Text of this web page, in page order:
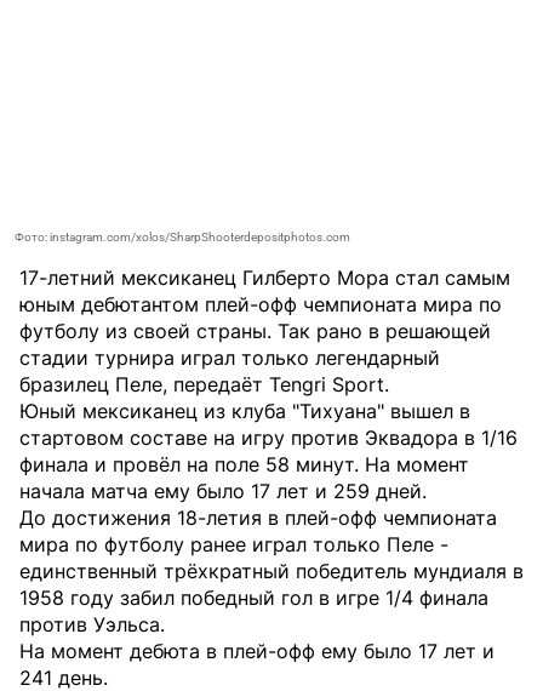
Фото: instagram.com/xolos/SharpShooterdepositphotos.com
17-летний мексиканец Гилберто Мора стал самым
юным дебютантом плей-офф чемпионата мира по
футболу из своей страны. Так рано в решающей
стадии турнира играл только легендарный
бразилец Пеле, передаёт Tengri Sport.
Юный мексиканец из клуба "Тихуана" вышел в
стартовом составе на игру против Эквадора в 1/16
финала и провёл на поле 58 минут. На момент
начала матча ему было 17 лет и 259 дней.
До достижения 18-летия в плей-офф чемпионата
мира по футболу ранее играл только Пеле -
единственный трёхкратный победитель мундиаля в
1958 году забил победный гол в игре 1/4 финала
против Уэльса.
На момент дебюта в плей-офф ему было 17 лет и
241 день.